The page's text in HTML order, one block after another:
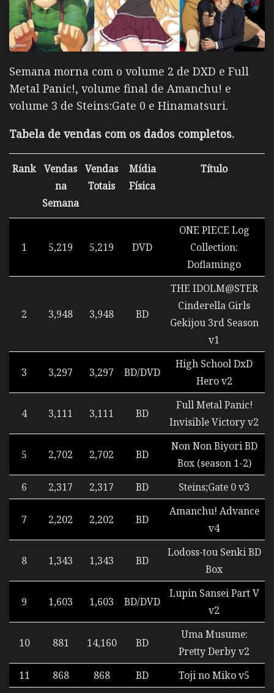
Semana morna com o volume 2 de DXD e Full
Metal Panic!, volume final de Amanchu! e
volume 3 de Steins:Gate 0 e Hinamatsuri.
Tabela de vendas com os dados completos.
Rank Vendas
na
Semana
Vendas
Totais
Mídia
Física
Título
1 5,219 5,219 DVD
ONE PIECE Log
Collection:
Doflamingo
2 3,948 3,948 BD
THE IDOLM@STER
Cinderella Girls
Gekijou 3rd Season
v1
3 3,297 3,297 BD/DVD
High School DxD
Hero v2
4 3,111 3,111 BD
Full Metal Panic!
Invisible Victory v2
5 2,702 2,702 BD
Non Non Biyori BD
Box (season 1-2)
6
2,317 2,317 BD Steins;Gate 0 v3
7 2,202 2,202 BD
Amanchu! Advance
v4
8 1,343 1,343 BD
Lodoss-tou Senki BD
Box
9 1,603 1,603 BD/DVD
Lupin Sansei Part V
v2
10 881 14,160 BD
Uma Musume:
Pretty Derby v2
11
868 868 BD Toji no Miko v5